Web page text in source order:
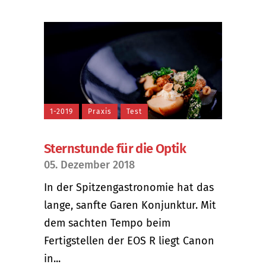
1-2019 Praxis Test
Sternstunde für die Optik
05. Dezember 2018
In der Spitzengastronomie hat das
lange, sanfte Garen Konjunktur. Mit
dem sachten Tempo beim
Fertigstellen der EOS R liegt Canon
in...